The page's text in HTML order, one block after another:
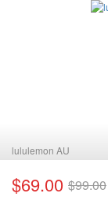
lululemon AU
$69.00 $99.00